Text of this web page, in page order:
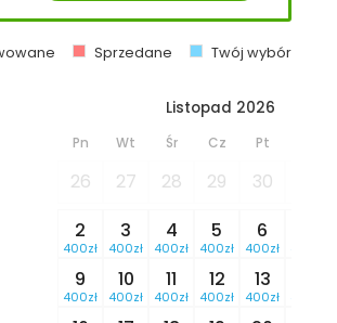
Sprzedane Twój wybór
Listopad 2026
Pn Wt Śr Cz Pt
26 27 28 29 30
2
400zł
3
400zł
4
400zł
5
400zł
6
400zł
9
400zł
10
400zł
11
400zł
12
400zł
13
400zł